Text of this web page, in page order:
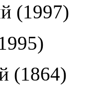
(1997)
(1864)